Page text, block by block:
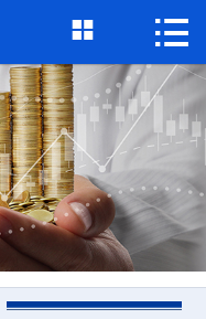
首页
关于我们
个人借钱
民间借贷
大额私借
贷款公司
 